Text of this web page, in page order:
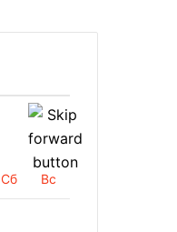
Сб Вс